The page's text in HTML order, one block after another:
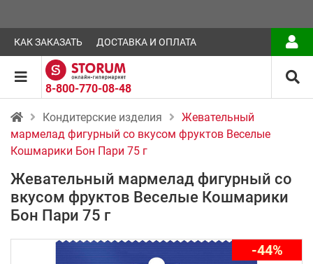
КАК ЗАКАЗАТЬ ДОСТАВКА И ОПЛАТА
8-800-770-08-48
Кондитерские изделия
Жевательный
мармелад фигурный со вкусом фруктов Веселые
Кошмарики Бон Пари 75 г
Жевательный мармелад фигурный со
вкусом фруктов Веселые Кошмарики
Бон Пари 75 г
-44%